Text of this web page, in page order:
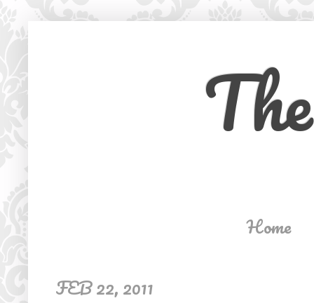
Home
FEB 22, 2011